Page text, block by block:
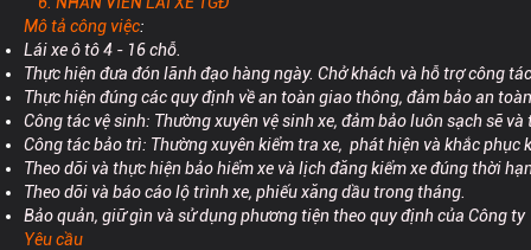
Mô tả công việc:
Lái xe ô tô 4 - 16 chỗ.
Thực hiện đưa đón lãnh đạo hàng ngày. Chở khách và hỗ trợ công
Thực hiện đúng các quy định về an toàn giao thông, đảm bảo an
Công tác vệ sinh: Thường xuyên vệ sinh xe, đảm bảo luôn sạch sẽ
Công tác bảo trì: Thường xuyên kiểm tra xe, phát hiện và khắc phục
Theo dõi và thực hiện bảo hiểm xe và lịch đăng kiểm xe đúng thời
Theo dõi và báo cáo lộ trình xe, phiếu xăng dầu trong tháng.
Bảo quản, giữ gìn và sử dụng phương tiện theo quy định của Công ty
Yêu cầu